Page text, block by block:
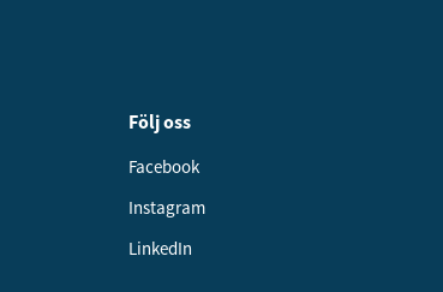
Följ oss
Facebook
Instagram
LinkedIn